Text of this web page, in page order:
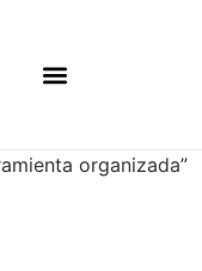
organizada”